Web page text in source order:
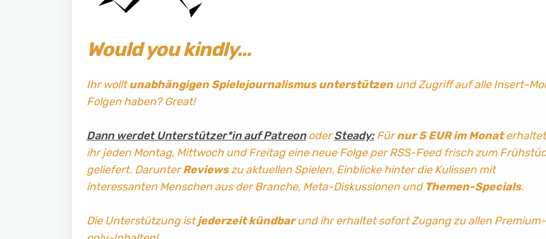
Would you kindly…
Ihr wolltunabhängigen Spielejournalismus unterstützenund Zugriff auf alle Insert-
Folgen haben? Great!
Dann werdet Unterstützer*in auf PatreonoderSteady:Fürnur 5 EUR im Monaterhaltet
ihr jeden Montag, Mittwoch und Freitag eine neue Folge per RSS-Feed frisch zum
geliefert. DarunterReviewszu aktuellen Spielen, Einblicke hinter die Kulissen mit
interessanten Menschen aus der Branche, Meta-Diskussionen und Themen-Specials.
Die Unterstützung istjederzeit kündbarund ihr erhaltet sofort Zugang zu allen Premium-